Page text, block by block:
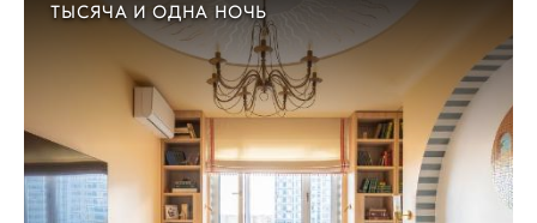
ТЫСЯЧА И ОДНА НОЧЬ